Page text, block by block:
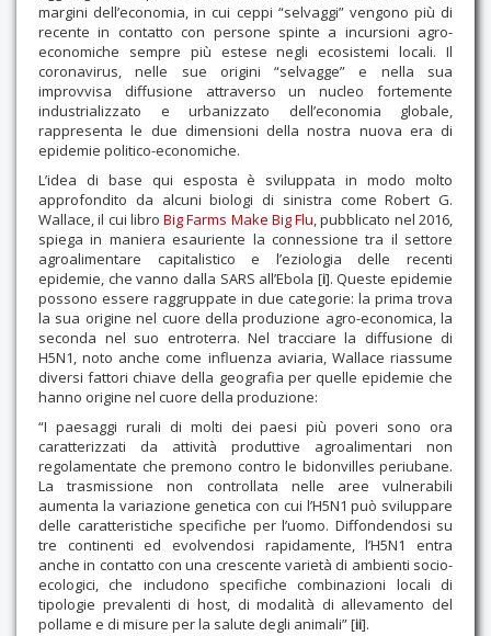
margini dell’economia, in cui ceppi “selvaggi” vengono più di
recente in contatto con persone spinte a incursioni agro-
economiche sempre più estese negli ecosistemi locali. Il
coronavirus, nelle sue origini “selvagge” e nella sua
improvvisa diffusione attraverso un nucleo fortemente
industrializzato e urbanizzato dell’economia globale,
rappresenta le due dimensioni della nostra nuova era di
epidemie politico-economiche.
L’idea di base qui esposta è sviluppata in modo molto
approfondito da alcuni biologi di sinistra come Robert G.
Wallace, il cui libroBig Farms Make Big Flu, pubblicato nel 2016,
spiega in maniera esauriente la connessione tra il settore
agroalimentare capitalistico e l’eziologia delle recenti
epidemie, che vanno dalla SARS all’Ebola [i]. Queste epidemie
possono essere raggruppate in due categorie: la prima trova
la sua origine nel cuore della produzione agro-economica, la
seconda nel suo entroterra. Nel tracciare la diffusione di
H5N1, noto anche come influenza aviaria, Wallace riassume
diversi fattori chiave della geografia per quelle epidemie che
hanno origine nel cuore della produzione:
“I paesaggi rurali di molti dei paesi più poveri sono ora
caratterizzati da attività produttive agroalimentari non
regolamentate che premono contro le bidonvilles periubane.
La trasmissione non controllata nelle aree vulnerabili
aumenta la variazione genetica con cui l’H5N1 può sviluppare
delle caratteristiche specifiche per l’uomo. Diffondendosi su
tre continenti ed evolvendosi rapidamente, l’H5N1 entra
anche in contatto con una crescente varietà di ambienti socio-
ecologici, che includono specifiche combinazioni locali di
tipologie prevalenti di host, di modalità di allevamento del
pollame e di misure per la salute degli animali” [ii].